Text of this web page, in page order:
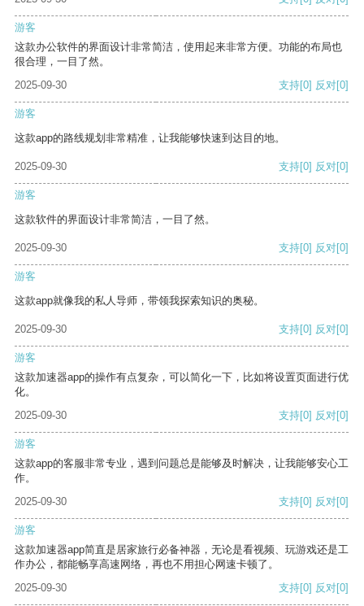
游客
这款办公软件的界面设计非常简洁，使用起来非常方便。功能的布局也
很合理，一目了然。
2025-09-30
支持[0] 反对[0]
游客
这款app的路线规划非常精准，让我能够快速到达目的地。
2025-09-30 支持[0] 反对[0]
游客
这款软件的界面设计非常简洁，一目了然。
2025-09-30 支持[0] 反对[0]
游客
这款app就像我的私人导师，带领我探索知识的奥秘。
2025-09-30 支持[0] 反对[0]
游客
这款加速器app的操作有点复杂，可以简化一下，比如将设置页面进行优
化。
2025-09-30
支持[0] 反对[0]
游客
这款app的客服非常专业，遇到问题总是能够及时解决，让我能够安心工
作。
2025-09-30
支持[0] 反对[0]
游客
这款加速器app简直是居家旅行必备神器，无论是看视频、玩游戏还是工
作办公，都能畅享高速网络，再也不用担心网速卡顿了。
2025-09-30
支持[0] 反对[0]